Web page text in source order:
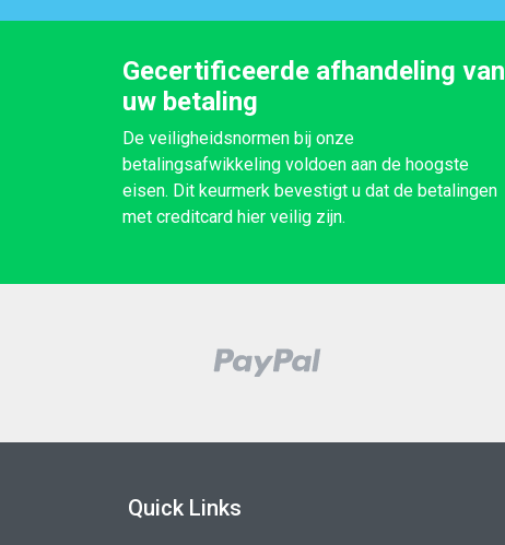
Gecertificeerde afhandeling van
uw betaling
De veiligheidsnormen bij onze
betalingsafwikkeling voldoen aan de hoogste
eisen. Dit keurmerk bevestigt u dat de betalingen
met creditcard hier veilig zijn.
Quick Links